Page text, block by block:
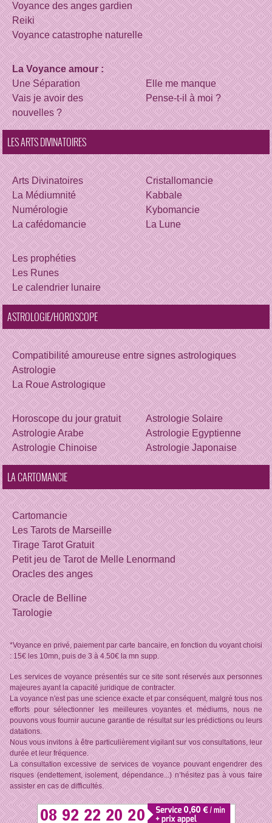
Voyance des anges gardien
Reiki
Voyance catastrophe naturelle
La Voyance amour :
Une Séparation
Vais je avoir des
nouvelles ?
Elle me manque
Pense-t-il à moi ?
LES ARTS DIVINATOIRES
Arts Divinatoires
La Médiumnité
Numérologie
La cafédomancie
Cristallomancie
Kabbale
Kybomancie
La Lune
Les prophéties
Les Runes
Le calendrier lunaire
ASTROLOGIE/HOROSCOPE
Compatibilité amoureuse entre signes astrologiques
Astrologie
La Roue Astrologique
Horoscope du jour gratuit
Astrologie Arabe
Astrologie Chinoise
Astrologie Solaire
Astrologie Egyptienne
Astrologie Japonaise
LA CARTOMANCIE
Cartomancie
Les Tarots de Marseille
Tirage Tarot Gratuit
Petit jeu de Tarot de Melle Lenormand
Oracles des anges
Oracle de Belline
Tarologie
*Voyance en privé, paiement par carte bancaire, en fonction du voyant choisi
: 15€ les 10mn, puis de 3 à 4.50€ la mn supp.
Les services de voyance présentés sur ce site sont réservés aux personnes
majeures ayant la capacité juridique de contracter.
La voyance n'est pas une science exacte et par conséquent, malgré tous nos
efforts pour sélectionner les meilleures voyantes et médiums, nous ne
pouvons vous fournir aucune garantie de résultat sur les prédictions ou leurs
datations.
Nous vous invitons à être particulièrement vigilant sur vos consultations, leur
durée et leur fréquence.
La consultation excessive de services de voyance pouvant engendrer des
risques (endettement, isolement, dépendance...) n’hésitez pas à vous faire
assister en cas de difficultés.